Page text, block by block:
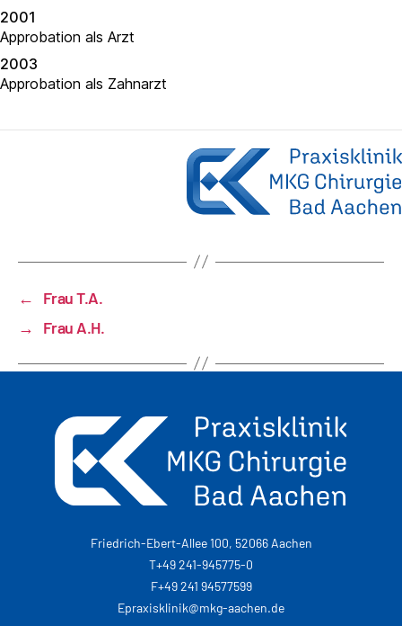
2001
Approbation als Arzt
2003
Approbation als Zahnarzt
←
Frau T.A.
→
Frau A.H.
Friedrich-Ebert-Allee 100, 52066 Aachen
T+49 241-945775-0
F+49 241 94577599
Epraxisklinik@mkg-aachen.de